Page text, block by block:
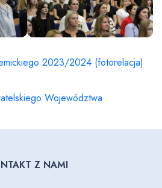
2023/2024 (fotorelacja)
Województwa
Z NAMI